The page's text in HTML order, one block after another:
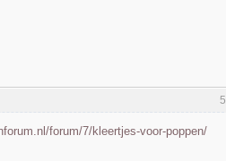
5
forum/7/kleertjes-voor-poppen/